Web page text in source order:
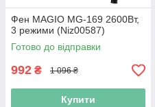
Фен MAGIO MG-169 2600Вт,
3 режими (Niz00587)
Готово до відправки
992 ₴ 1 096 ₴
Купити